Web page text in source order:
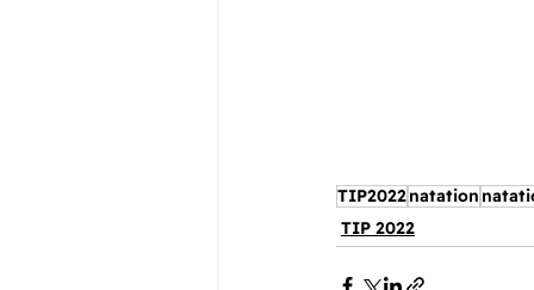
TIP2022natation
TIP 2022